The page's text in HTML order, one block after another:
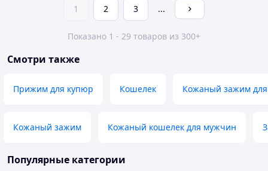
1 2 3 ...
Показано 1 - 29 товаров из 300+
Смотри также
Прижим для купюр Кошелек Кожаный зажим
Кожаный зажим Кожаный кошелек для мужчин
Популярные категории